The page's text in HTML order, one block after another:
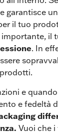
garantisce
il tuo
il
. In
e
e fedeltà
Vuoi che